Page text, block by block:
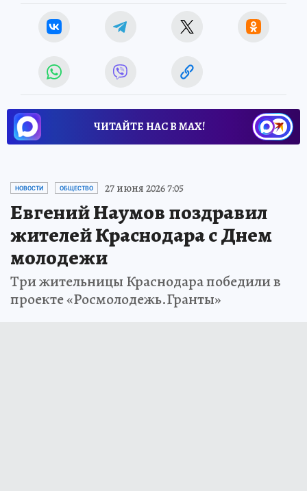
ЧИТАЙТЕ НАС В МАХ!
НОВОСТИ ОБЩЕСТВО 27 июня 2026 7:05
Евгений Наумов поздравил
жителей Краснодара с Днем
молодежи
Три жительницы Краснодара победили в
проекте «Росмолодежь.Гранты»